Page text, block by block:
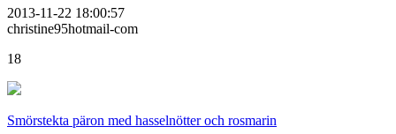
2013-11-22 18:00:57
christine95hotmail-com
18
Smörstekta päron med hasselnötter och rosmarin